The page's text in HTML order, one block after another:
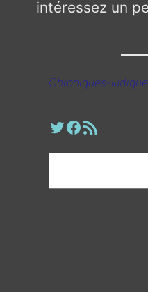
intéressez un
Chroniques-
Profil Twitter
Page Facebook
Fil RSS